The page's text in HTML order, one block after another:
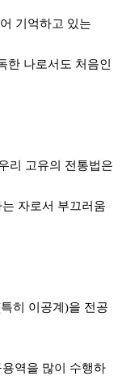
기억하고 있는
한 나로서도 처음인
리 고유의 전통법은
자로서 부끄러움
히 이공계)을 전공
역을 많이 수행하